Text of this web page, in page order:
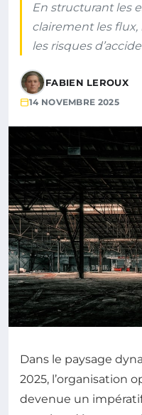
En structurant les
clairement les
les risques
FABIEN LEROUX
14 NOVEMBRE 2025
Dans le paysage
2025, l’organisation
devenue un